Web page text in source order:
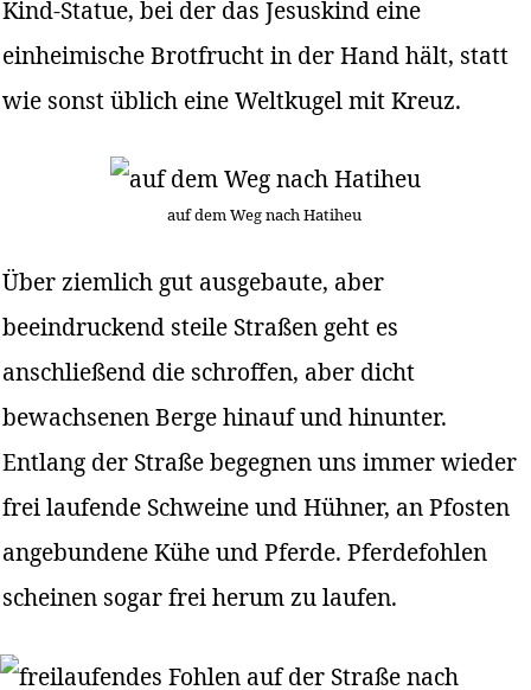
Kind-Statue, bei der das Jesuskind eine
einheimische Brotfrucht in der Hand hält, statt
wie sonst üblich eine Weltkugel mit Kreuz.
auf dem Weg nach Hatiheu
Über ziemlich gut ausgebaute, aber
beeindruckend steile Straßen geht es
anschließend die schroffen, aber dicht
bewachsenen Berge hinauf und hinunter.
Entlang der Straße begegnen uns immer wieder
frei laufende Schweine und Hühner, an Pfosten
angebundene Kühe und Pferde. Pferdefohlen
scheinen sogar frei herum zu laufen.